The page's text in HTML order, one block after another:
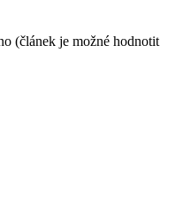
(článek je možné hodnotit